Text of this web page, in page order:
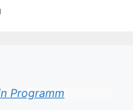
Programm